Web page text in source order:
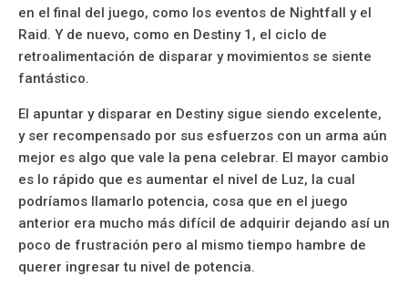
en el final del juego, como los eventos de Nightfall y el
Raid. Y de nuevo, como en Destiny 1, el ciclo de
retroalimentación de disparar y movimientos se siente
fantástico.
El apuntar y disparar en Destiny sigue siendo excelente,
y ser recompensado por sus esfuerzos con un arma aún
mejor es algo que vale la pena celebrar. El mayor cambio
es lo rápido que es aumentar el nivel de Luz, la cual
podríamos llamarlo potencia, cosa que en el juego
anterior era mucho más difícil de adquirir dejando así un
poco de frustración pero al mismo tiempo hambre de
querer ingresar tu nivel de potencia.